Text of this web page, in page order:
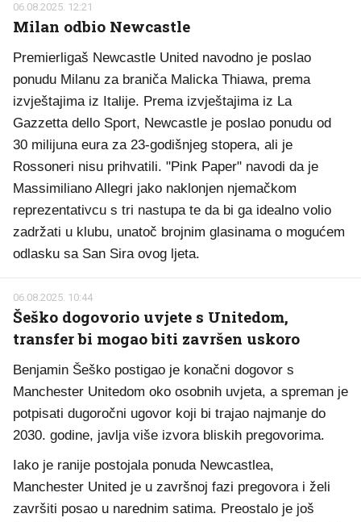
06.08.2025. 12:21
Milan odbio Newcastle
Premierligaš Newcastle United navodno je poslao
ponudu Milanu za braniča Malicka Thiawa, prema
izvještajima iz Italije. Prema izvještajima iz La
Gazzetta dello Sport, Newcastle je poslao ponudu od
30 milijuna eura za 23-godišnjeg stopera, ali je
Rossoneri nisu prihvatili. "Pink Paper" navodi da je
Massimiliano Allegri jako naklonjen njemačkom
reprezentativcu s tri nastupa te da bi ga idealno volio
zadržati u klubu, unatoč brojnim glasinama o mogućem
odlasku sa San Sira ovog ljeta.
06.08.2025. 10:44
Šeško dogovorio uvjete s Unitedom,
transfer bi mogao biti završen uskoro
Benjamin Šeško postigao je konačni dogovor s
Manchester Unitedom oko osobnih uvjeta, a spreman je
potpisati dugoročni ugovor koji bi trajao najmanje do
2030. godine, javlja više izvora bliskih pregovorima.
Iako je ranije postojala ponuda Newcastlea,
Manchester United je u završnoj fazi pregovora i želi
završiti posao u narednim satima. Preostalo je još